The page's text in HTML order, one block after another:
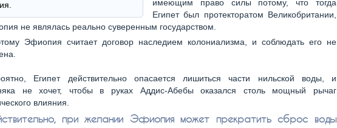
имеющим право силы потому, что тогда
Египет был протекторатом Великобритании,
не являлась реально суверенным государством.
Эфиопия считает договор наследием колониализма, и соблюдать его не
Египет действительно опасается лишиться части нильской воды, и
не хочет, чтобы в руках Аддис-Абебы оказался столь мощный рычаг
влияния.
при желании Эфиопия может прекратить сброс воды